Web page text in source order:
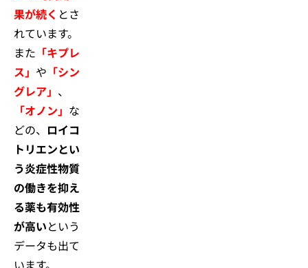
果が続く とさ
れています。
また 「キプレ
ス」 や 「シン
グレア」 、
「オノン」 な
どの、 ロイコ
トリエンとい
う炎症性物質
の働きを抑え
る薬も有効性
が高いという
データも出て
います。